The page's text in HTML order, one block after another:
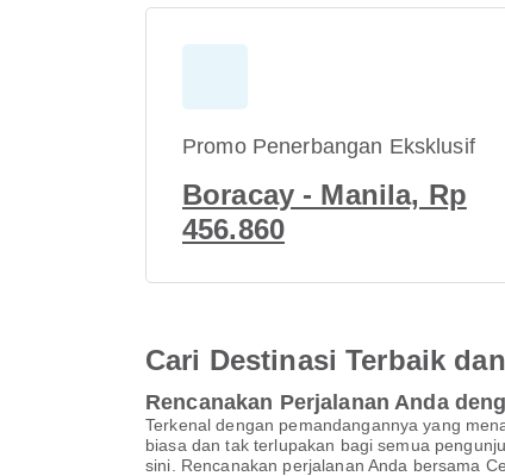
Promo Penerbangan Eksklusif
Boracay - Manila, Rp
456.860
Cari Destinasi Terbaik
Rencanakan Perjalanan Anda
Terkenal dengan pemandangannya yang
biasa dan tak terlupakan bagi semua
sini. Rencanakan perjalanan Anda bersama